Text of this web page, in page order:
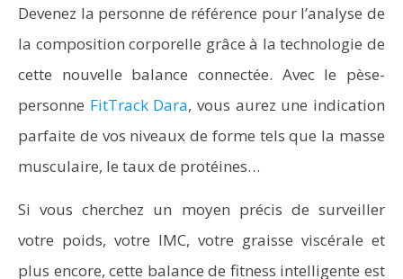
Devenez la personne de référence pour l’analyse de
la composition corporelle grâce à la technologie de
cette nouvelle balance connectée. Avec le pèse-
personne FitTrack Dara, vous aurez une indication
parfaite de vos niveaux de forme tels que la masse
musculaire, le taux de protéines…
Si vous cherchez un moyen précis de surveiller
votre poids, votre IMC, votre graisse viscérale et
plus encore, cette balance de fitness intelligente est